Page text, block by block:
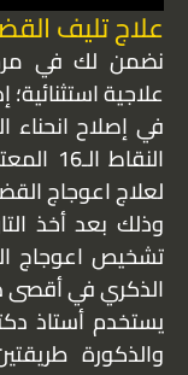
علاج تليف
نضمن لك في
علاجية
في إصلاح
لعلاج اعوجاج
وذلك بعد أخذ
تشخيص اعوجاج
الذكري في أقصى
يستخدم أستاذ
والذكورة